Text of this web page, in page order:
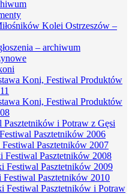
Kolei Ostrzeszów –
– archiwum
Koni, Festiwal Produktów
Koni, Festiwal Produktów
i Potraw z Gęsi
Pasztetników 2006
Pasztetników 2007
Festiwal Pasztetników 2008
Festiwal Pasztetników 2009
Pasztetników 2010
Festiwal Pasztetników i Potraw